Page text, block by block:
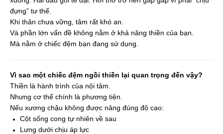
đựng” tư thế.
Khi thân chưa vững, tâm rất khó an.
Và phần lớn vấn đề không nằm ở khả năng thiền của bạn.
Mà nằm ở chiếc đệm bạn đang sử dụng.
Vì sao một chiếc đệm ngồi thiền lại quan trọng đến vậy?
Thiền là hành trình của nội tâm.
Nhưng cơ thể chính là phương tiện.
Nếu xương chậu không được nâng đúng độ cao:
Cột sống cong tự nhiên về sau
Lưng dưới chịu áp lực